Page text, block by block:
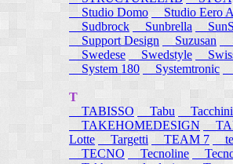
Studio Domo
Studio Eero
Sudbrock
Sunbrella
Support Design
Suzusan
Swedese
Swedstyle
System 180
Systemtronic
T
TABISSO
Tabu Tacchini
TAKEHOMEDESIGN
Lotte
Targetti TEAM 7
TECNO
Tecnoline